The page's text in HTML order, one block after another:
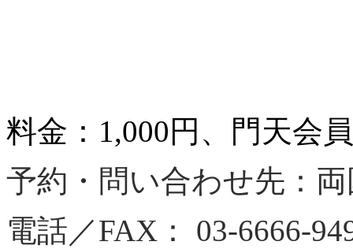
料金：1,000円、門天会
予約・問い合わせ先：
電話／FAX： 03-6666-